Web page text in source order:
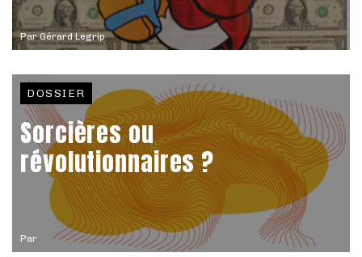
ParGérard Legrip
Par
DOSSIER
Sorcières ou
révolutionnaires ?